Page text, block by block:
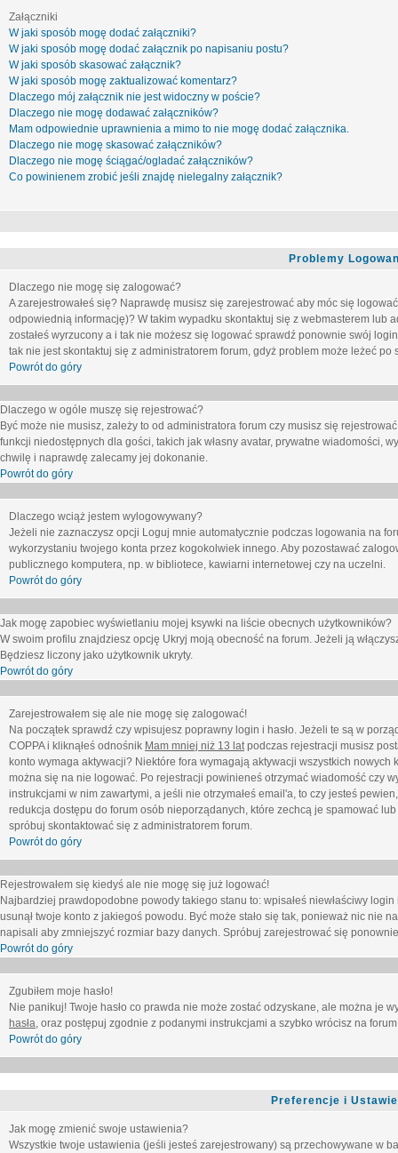
Załączniki
W jaki sposób mogę dodać załączniki?
W jaki sposób mogę dodać załącznik po napisaniu postu?
W jaki sposób skasować załącznik?
W jaki sposób mogę zaktualizować komentarz?
Dlaczego mój załącznik nie jest widoczny w poście?
Dlaczego nie mogę dodawać załączników?
Mam odpowiednie uprawnienia a mimo to nie mogę dodać załącznika.
Dlaczego nie mogę skasować załączników?
Dlaczego nie mogę ściągać/ogladać załączników?
Co powinienem zrobić jeśli znajdę nielegalny załącznik?
Problemy
Dlaczego nie mogę się zalogować?
A zarejestrowałeś się? Naprawdę musisz się zarejestrować aby móc się
odpowiednią informację)? W takim wypadku skontaktuj się z webmasterem lub
zostałeś wyrzucony a i tak nie możesz się logować sprawdź ponownie swój
tak nie jest skontaktuj się z administratorem forum, gdyż problem może leżeć po
Powrót do góry
Dlaczego w ogóle muszę się rejestrować?
Być może nie musisz, zależy to od administratora forum czy musisz się
funkcji niedostępnych dla gości, takich jak własny avatar, prywatne wiadomości,
chwilę i naprawdę zalecamy jej dokonanie.
Powrót do góry
Dlaczego wciąż jestem wylogowywany?
Jeżeli nie zaznaczysz opcji Loguj mnie automatycznie podczas logowania na
wykorzystaniu twojego konta przez kogokolwiek innego. Aby pozostawać
publicznego komputera, np. w bibliotece, kawiarni internetowej czy na uczelni.
Powrót do góry
Jak mogę zapobiec wyświetlaniu mojej ksywki na liście obecnych użytkowników?
W swoim profilu znajdziesz opcję Ukryj moją obecność na forum. Jeżeli ją
Będziesz liczony jako użytkownik ukryty.
Powrót do góry
Zarejestrowałem się ale nie mogę się zalogować!
Na początek sprawdź czy wpisujesz poprawny login i hasło. Jeżeli te są w
COPPA i kliknąłeś odnośnik Mam mniej niż 13 latpodczas rejestracji musisz
konto wymaga aktywacji? Niektóre fora wymagają aktywacji wszystkich
można się na nie logować. Po rejestracji powinieneś otrzymać wiadomość czy
instrukcjami w nim zawartymi, a jeśli nie otrzymałeś email'a, to czy jesteś
redukcja dostępu do forum osób nieporządanych, które zechcą je spamować
spróbuj skontaktować się z administratorem forum.
Powrót do góry
Rejestrowałem się kiedyś ale nie mogę się już logować!
Najbardziej prawdopodobne powody takiego stanu to: wpisałeś niewłaściwy
usunął twoje konto z jakiegoś powodu. Być może stało się tak, ponieważ nic nie
napisali aby zmniejszyć rozmiar bazy danych. Spróbuj zarejestrować się
Powrót do góry
Zgubiłem moje hasło!
Nie panikuj! Twoje hasło co prawda nie może zostać odzyskane, ale można je
hasła, oraz postępuj zgodnie z podanymi instrukcjami a szybko wrócisz na forum
Powrót do góry
Preferencje i
Jak mogę zmienić swoje ustawienia?
Wszystkie twoje ustawienia (jeśli jesteś zarejestrowany) są przechowywane w